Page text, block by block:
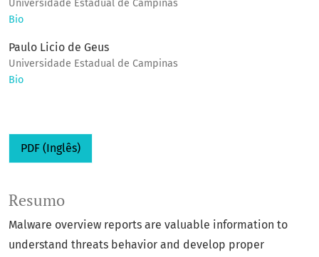
Universidade Estadual de Campinas
Bio
Paulo Licio de Geus
Universidade Estadual de Campinas
Bio
PDF (Inglês)
Resumo
Malware overview reports are valuable information to
understand threats behavior and develop proper